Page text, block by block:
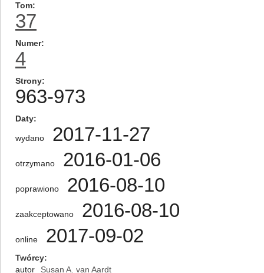
Tom
37
Numer
4
Strony
963-973
Daty
wydano 2017-11-27
otrzymano 2016-01-06
poprawiono 2016-08-10
zaakceptowano 2016-08-10
online 2017-09-02
Twórcy
autor
Susan A. van Aardt